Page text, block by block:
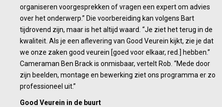
organiseren voorgesprekken of vragen een expert om advies
over het onderwerp.” Die voorbereiding kan volgens Bart
tijdrovend zijn, maar is het altijd waard. “Je ziet het terug in de
kwaliteit. Als je een aflevering van Good Veurein kijkt, zie je dat
we onze zaken good veurein [goed voor elkaar, red.] hebben.”
Cameraman Ben Brack is onmisbaar, vertelt Rob. “Mede door
zijn beelden, montage en bewerking ziet ons programma er zo
professioneel uit.”
Good Veurein in de buurt